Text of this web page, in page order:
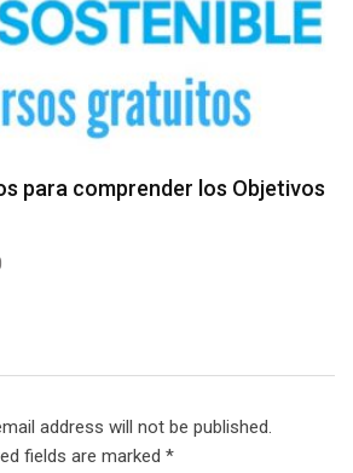
para comprender los Objetivos
address will not be published.
fields are marked *